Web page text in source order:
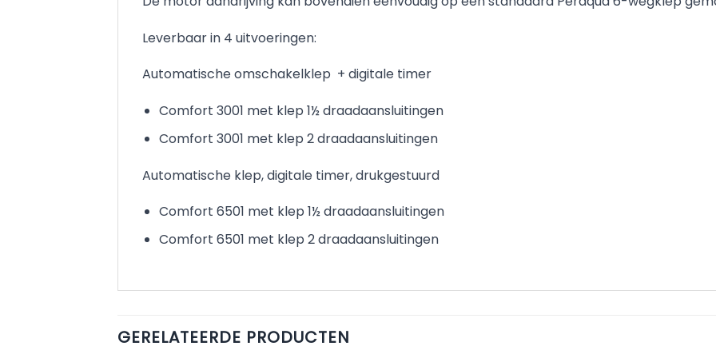
Leverbaar in 4 uitvoeringen:
Automatische omschakelklep + digitale timer
Comfort 3001 met klep 1½ draadaansluitingen
Comfort 3001 met klep 2 draadaansluitingen
Automatische klep, digitale timer, drukgestuurd
Comfort 6501 met klep 1½ draadaansluitingen
Comfort 6501 met klep 2 draadaansluitingen
GERELATEERDE PRODUCTEN